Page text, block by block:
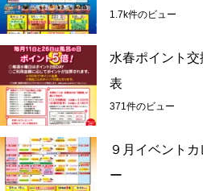
1.7k件のビュー
水春ポイント交
表
371件のビュー
９月イベント
ー